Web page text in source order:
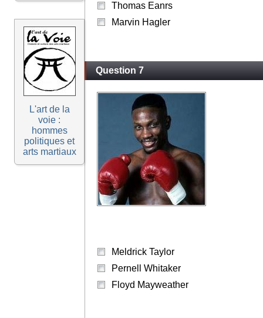
L'art de la
voie :
hommes
politiques et
arts martiaux
Thomas Eanrs
Marvin Hagler
Question 7
Meldrick Taylor
Pernell Whitaker
Floyd Mayweather